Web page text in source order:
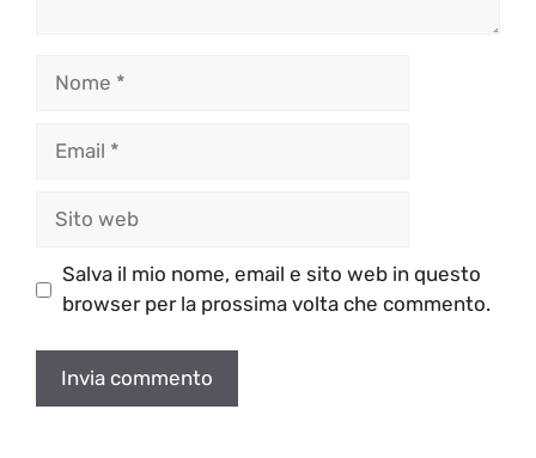
Salva il mio nome, email e sito web in questo
browser per la prossima volta che commento.